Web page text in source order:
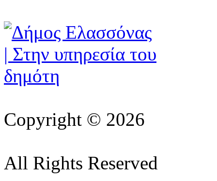
Copyright © 2026
All Rights Reserved